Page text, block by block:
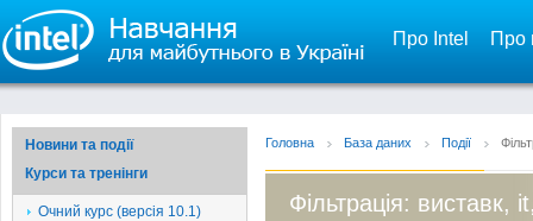
Про Intel Про
Новини та події
Курси та тренінги
Очний курс (версія 10.1)
Головна База даних Події
Фільтрація: виставк,